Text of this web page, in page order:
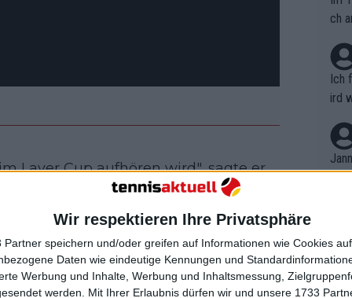
Wir respektieren Ihre Privatsphäre
Partner speichern und/oder greifen auf Informationen wie Cookies
Daten wie eindeutige Kennungen und
Werbung und Inhalte, Werbung und Inhaltsmessung,
werden. Mit Ihrer Erlaubnis dürfen wir und unsere 1733
Laver Cup aufhören wird", sagte er.
Laver Cup aufgehört, also will er
Er scheint immer noch Lust zu
seinen Körper auf ein Niveau zu
spielen. Vielleicht kann er zu
Ich weiß es nicht, und das ist nur
ch
Ich
ird
r in
em
t,
B.
n
nt.